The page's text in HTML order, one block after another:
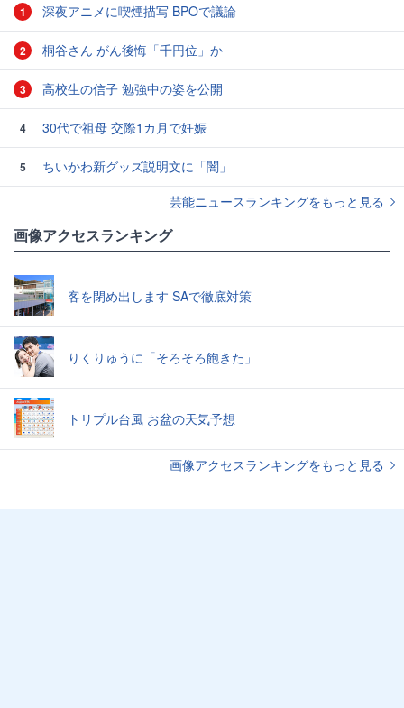
1 深夜アニメに喫煙描写 BPOで議論
2 桐谷さん がん後悔「千円位」か
3 高校生の信子 勉強中の姿を公開
4 30代で祖母 交際1カ月で妊娠
5
ちいかわ新グッズ説明文に「闇」
芸能ニュースランキングをもっと見る
画像アクセスランキング
客を閉め出します SAで徹底対策
りくりゅうに「そろそろ飽きた」
トリプル台風 お盆の天気予想
画像アクセスランキングをもっと見る